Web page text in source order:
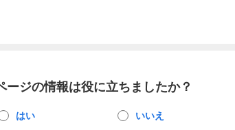
ージの情報は役に立ちましたか？
はい いいえ